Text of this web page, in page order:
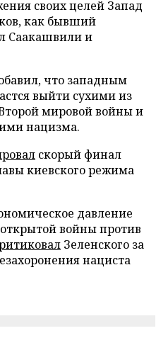
своих целей Запад
как бывший
Саакашвили и
что западным
выйти сухими из
мировой войны и
нацизма.
скорый финал
киевского режима
давление
войны против
Зеленского за
нациста